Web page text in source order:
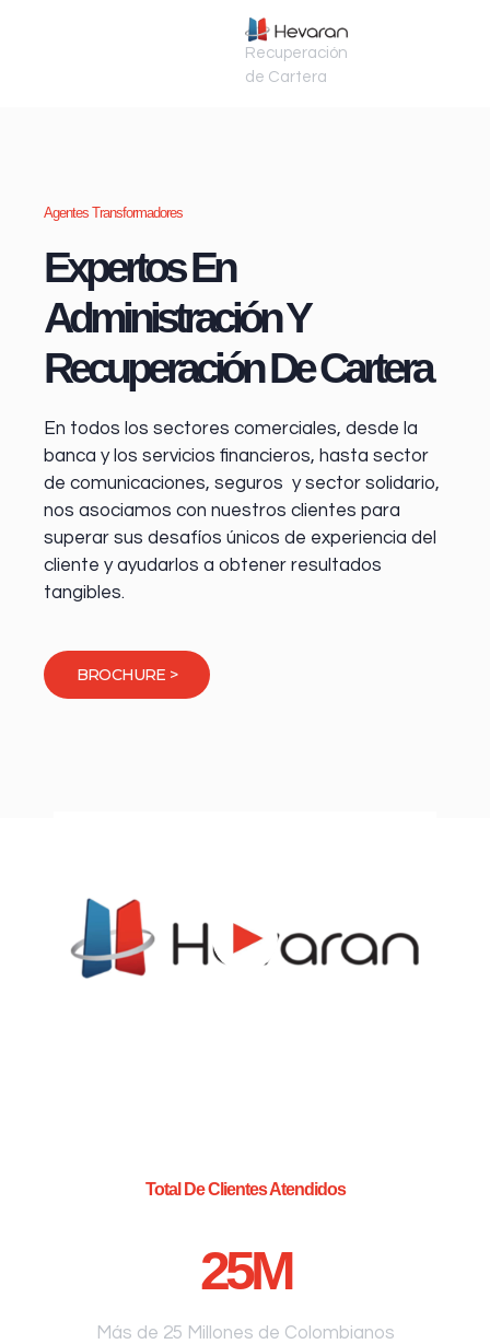
Recuperación
de Cartera
Agentes Transformadores
Expertos En
Administración Y
Recuperación De Cartera
En todos los sectores comerciales, desde la
banca y los servicios financieros, hasta sector
de comunicaciones, seguros y sector solidario,
nos asociamos con nuestros clientes para
superar sus desafíos únicos de experiencia del
cliente y ayudarlos a obtener resultados
tangibles.
BROCHURE >
Total De Clientes Atendidos
25M
Más de 25 Millones de Colombianos